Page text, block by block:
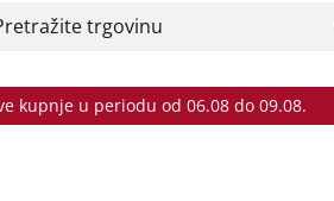
kupnje u periodu od 06.08 do 09.08.